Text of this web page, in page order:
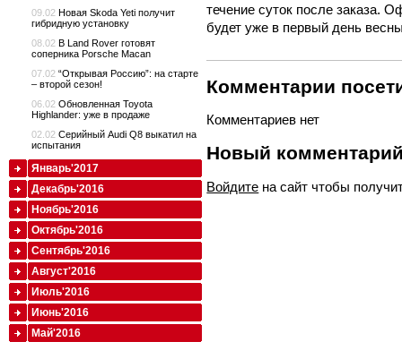
течение суток после заказа.
будет уже в первый день
Комментарии
Комментариев нет
Новый
Войдите на сайт чтобы
09.02 Новая Skoda Yeti получит
гибридную установку
08.02 В Land Rover готовят
соперника Porsche Macan
07.02 “Открывая Россию”: на старте
– второй сезон!
06.02 Обновленная Toyota
Highlander: уже в продаже
02.02 Серийный Audi Q8 выкатил на
испытания
Январь'2017
Декабрь'2016
Ноябрь'2016
Октябрь'2016
Сентябрь'2016
Август'2016
Июль'2016
Июнь'2016
Май'2016